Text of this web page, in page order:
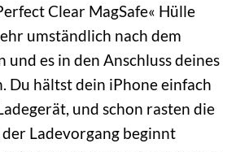
Clear MagSafe« Hülle
umständlich nach dem
und es in den Anschluss deines
Du hältst dein iPhone einfach
und schon rasten die
Ladevorgang beginnt